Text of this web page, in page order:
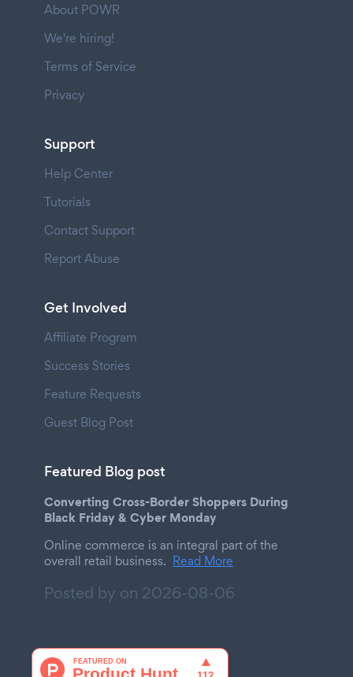
About POWR
We're hiring!
Terms of Service
Privacy
Support
Help Center
Tutorials
Contact Support
Report Abuse
Get Involved
Affiliate Program
Success Stories
Feature Requests
Guest Blog Post
Featured Blog post
Converting Cross-Border Shoppers During
Black Friday & Cyber Monday
Online commerce is an integral part of the
overall retail business. Read More
Posted by on 2026-08-06